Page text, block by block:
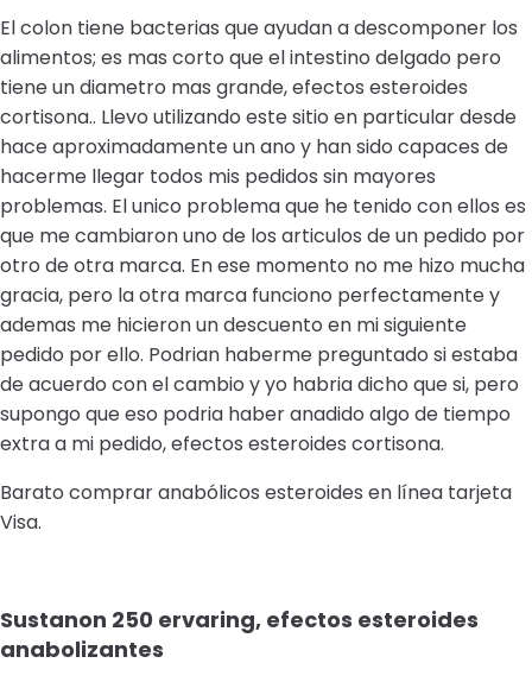
El colon tiene bacterias que ayudan a descomponer los
alimentos; es mas corto que el intestino delgado pero
tiene un diametro mas grande, efectos esteroides
cortisona.. Llevo utilizando este sitio en particular desde
hace aproximadamente un ano y han sido capaces de
hacerme llegar todos mis pedidos sin mayores
problemas. El unico problema que he tenido con ellos es
que me cambiaron uno de los articulos de un pedido por
otro de otra marca. En ese momento no me hizo mucha
gracia, pero la otra marca funciono perfectamente y
ademas me hicieron un descuento en mi siguiente
pedido por ello. Podrian haberme preguntado si estaba
de acuerdo con el cambio y yo habria dicho que si, pero
supongo que eso podria haber anadido algo de tiempo
extra a mi pedido, efectos esteroides cortisona.
Barato comprar anabólicos esteroides en línea tarjeta
Visa.
Sustanon 250 ervaring, efectos esteroides
anabolizantes